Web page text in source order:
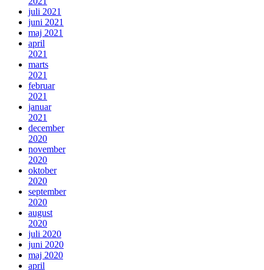
juli 2021
juni 2021
maj 2021
april
2021
marts
2021
februar
2021
januar
2021
december
2020
november
2020
oktober
2020
september
2020
august
2020
juli 2020
juni 2020
maj 2020
april